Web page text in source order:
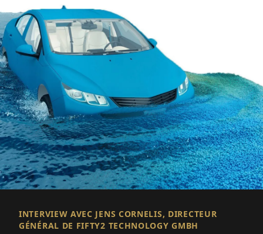
INTERVIEW AVEC JENS CORNELIS, DIRECTEUR
GÉNÉRAL DE FIFTY2 TECHNOLOGY GMBH